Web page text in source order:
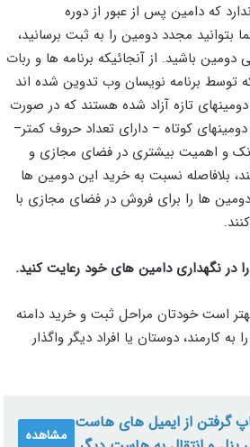
که دامین پس از عبور از دوره
بتوانید مجدد دومین را به ثبت برسانید،
دومین باشید. از آنجائیکه برنامه ها و ربات
توسط برنامه نویسان وب تدوین شده اند
تازه آزاد شده هستند که در صورت
کوتاه – دارای تعداد حروف کمتر–
رنک و اهمیت بیشتری در فضای مجازی و
بلافاصله نسبت به خرید این دومین ها
ها را برای فروش در فضای مجازی با
در نگهداری دامین های خود رعایت کنید.
است خودتان مراحل ثبت و خرید دامنه
به کارمند، دوستان یا افراد دیگر واگذار
گرفتن از ایمیل های هاست
مشاهده